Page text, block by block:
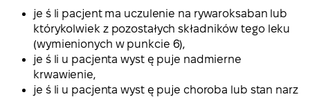
je ś li pacjent ma uczulenie na rywaroksaban lub
którykolwiek z pozostałych składników tego leku
(wymienionych w punkcie 6),
je ś li u pacjenta wyst ę puje nadmierne
krwawienie,
je ś li u pacjenta wyst ę puje choroba lub stan narz